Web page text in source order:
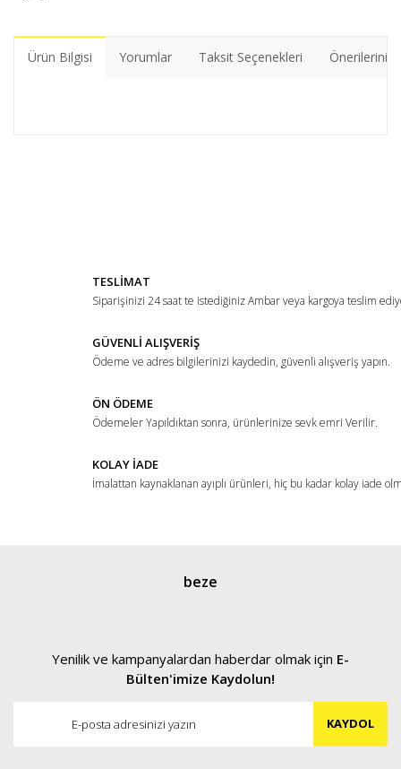
Ürün Bilgisi Yorumlar Taksit Seçenekleri Önerileriniz
Ürün açıklamasında eksik bilgiler bulunuyor.
Ürün fiyatı diğer sitelerden daha pahalı.
Bu ürüne benzer farklı alternatifler olmalı.
Gönder
TESLİMAT
Siparişinizi 24 saat te istediğiniz Ambar veya kargoya teslim
GÜVENLİ ALIŞVERİŞ
Ödeme ve adres bilgilerinizi kaydedin, güvenli alışveriş yapın.
ÖN ÖDEME
Ödemeler Yapıldıktan sonra, ürünlerinize sevk emri Verilir.
KOLAY İADE
İmalattan kaynaklanan ayıplı ürünleri, hiç bu kadar kolay iade
beze
Yenilik ve kampanyalardan haberdar olmak için E-
Bülten'imize Kaydolun!
KAYDOL